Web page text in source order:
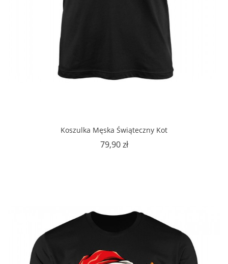
Koszulka Męska Świąteczny Kot
79,90 złCena